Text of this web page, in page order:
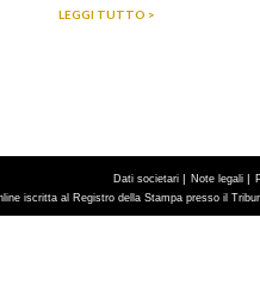
LEGGI TUTTO >
Dati societari | Note legali |
iscritta al Registro della Stampa presso il